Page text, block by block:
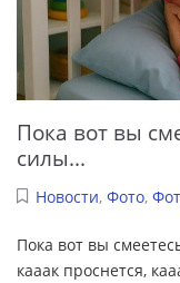
Пока вот вы
силы...
Новости, Фото,
Пока вот вы
кааак проснется,